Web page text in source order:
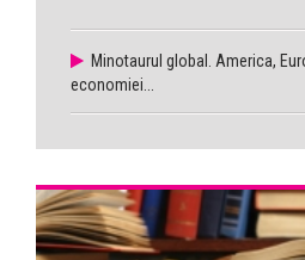
Minotaurul global. America,
economiei...